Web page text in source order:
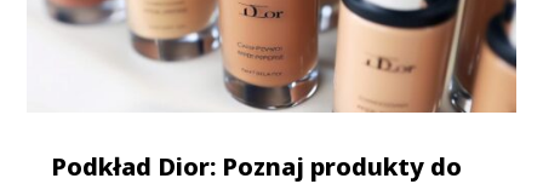
Podkład Dior: Poznaj produkty do